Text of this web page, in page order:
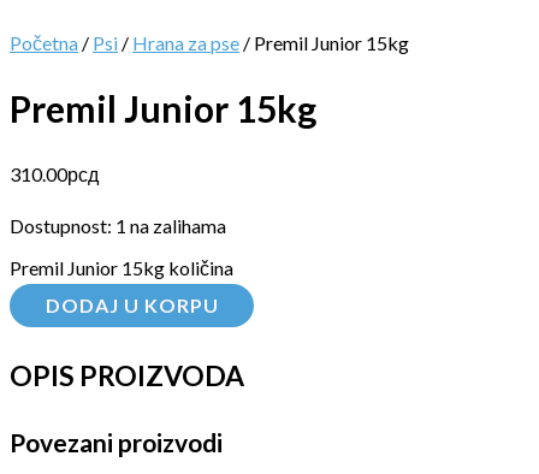
Početna / Psi / Hrana za pse / Premil Junior 15kg
Premil Junior 15kg
310.00рсд
Dostupnost: 1 na zalihama
Premil Junior 15kg količina
DODAJ U KORPU
OPIS PROIZVODA
Povezani proizvodi